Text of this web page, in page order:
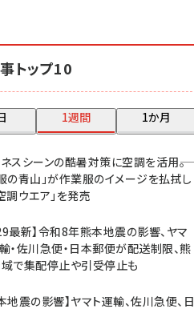
トップ10
1週間 1か月
スシーンの酷暑対策に空調を活用――。
の青山」が作業服のイメージを払拭し
調ウエア」を発売
最新】令和8年熊本地震の影響、ヤマ
・佐川急便・日本郵便が配送制限、熊
で集配停止や引受停止も
地震の影響】ヤマト運輸、佐川急便、日